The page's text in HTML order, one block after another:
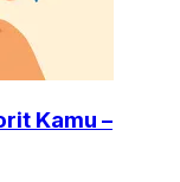
Kamu –